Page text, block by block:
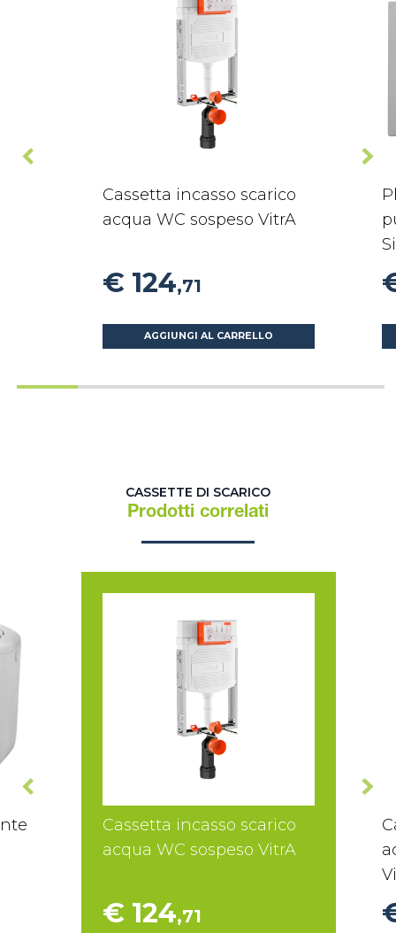
Cassetta incasso scarico
acqua WC sospeso VitrA
€ 124,71
AGGIUNGI AL CARRELLO
CASSETTE DI SCARICO
Prodotti correlati
Cassetta incasso scarico
acqua WC sospeso VitrA
€ 124,71